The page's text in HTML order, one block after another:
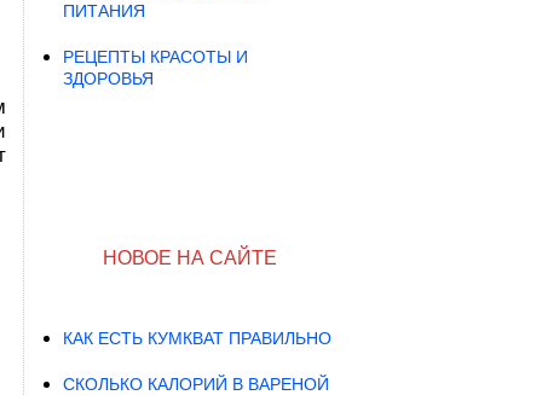
ПИТАНИЯ
РЕЦЕПТЫ КРАСОТЫ И
ЗДОРОВЬЯ
НОВОЕ НА САЙТЕ
КАК ЕСТЬ КУМКВАТ ПРАВИЛЬНО
СКОЛЬКО КАЛОРИЙ В ВАРЕНОЙ